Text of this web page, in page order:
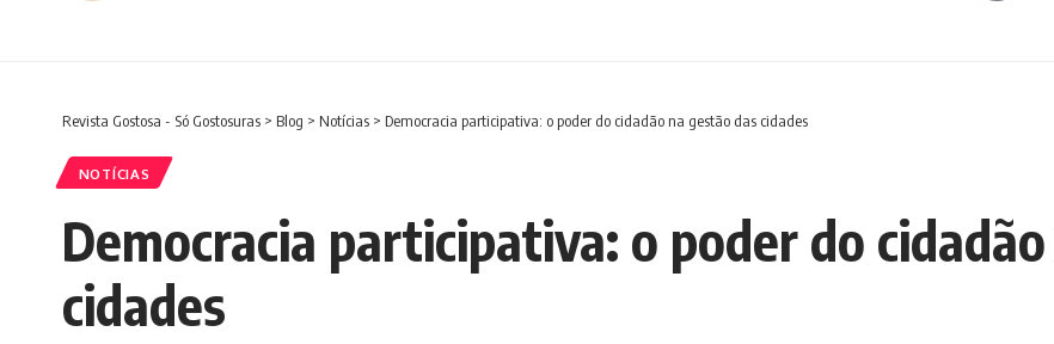
Revista Gostosa - Só Gostosuras > Blog > Notícias > Democracia participativa: o poder do cidadão na gestão das cidades
NOTÍCIAS
Democracia participativa: o poder do
cidades